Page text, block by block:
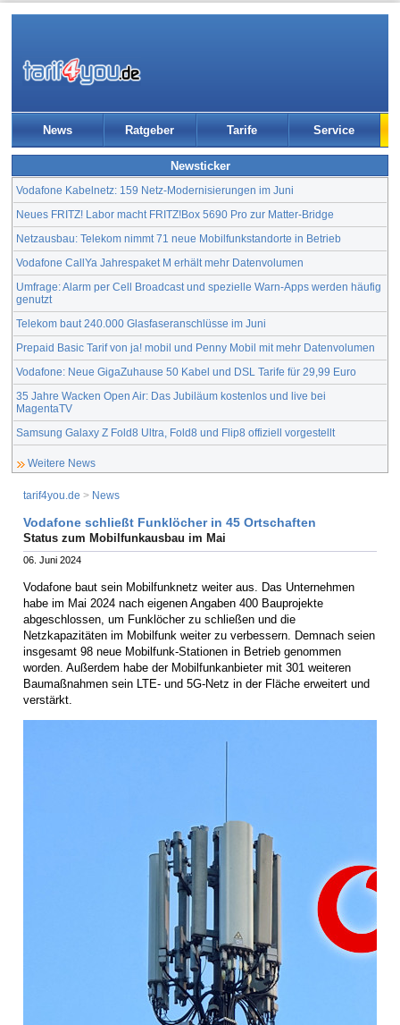
News Ratgeber Tarife Service
Newsticker
Vodafone Kabelnetz: 159 Netz-Modernisierungen im Juni
Neues FRITZ! Labor macht FRITZ!Box 5690 Pro zur Matter-Bridge
Netzausbau: Telekom nimmt 71 neue Mobilfunkstandorte in Betrieb
Vodafone CallYa Jahrespaket M erhält mehr Datenvolumen
Umfrage: Alarm per Cell Broadcast und spezielle Warn-Apps werden häufig
genutzt
Telekom baut 240.000 Glasfaseranschlüsse im Juni
Prepaid Basic Tarif von ja! mobil und Penny Mobil mit mehr Datenvolumen
Vodafone: Neue GigaZuhause 50 Kabel und DSL Tarife für 29,99 Euro
35 Jahre Wacken Open Air: Das Jubiläum kostenlos und live bei
MagentaTV
Samsung Galaxy Z Fold8 Ultra, Fold8 und Flip8 offiziell vorgestellt
Weitere News
tarif4you.de > News
Vodafone schließt Funklöcher in 45 Ortschaften
Status zum Mobilfunkausbau im Mai
06. Juni 2024
Vodafone baut sein Mobilfunknetz weiter aus. Das Unternehmen
habe im Mai 2024 nach eigenen Angaben 400 Bauprojekte
abgeschlossen, um Funklöcher zu schließen und die
Netzkapazitäten im Mobilfunk weiter zu verbessern. Demnach seien
insgesamt 98 neue Mobilfunk-Stationen in Betrieb genommen
worden. Außerdem habe der Mobilfunkanbieter mit 301 weiteren
Baumaßnahmen sein LTE- und 5G-Netz in der Fläche erweitert und
verstärkt.